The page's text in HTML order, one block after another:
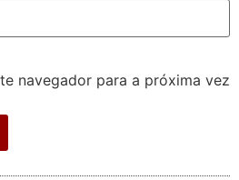
navegador para a próxima vez